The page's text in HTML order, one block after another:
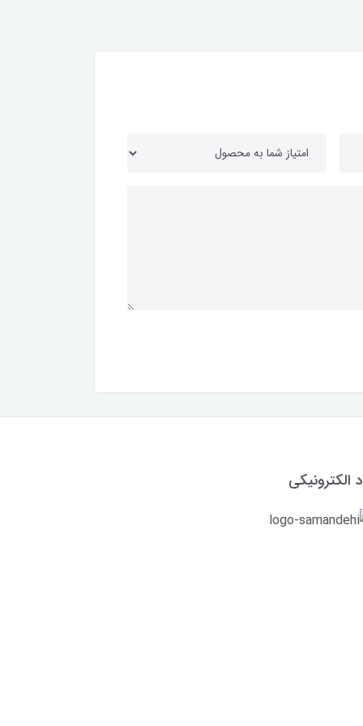
الکترونیکی